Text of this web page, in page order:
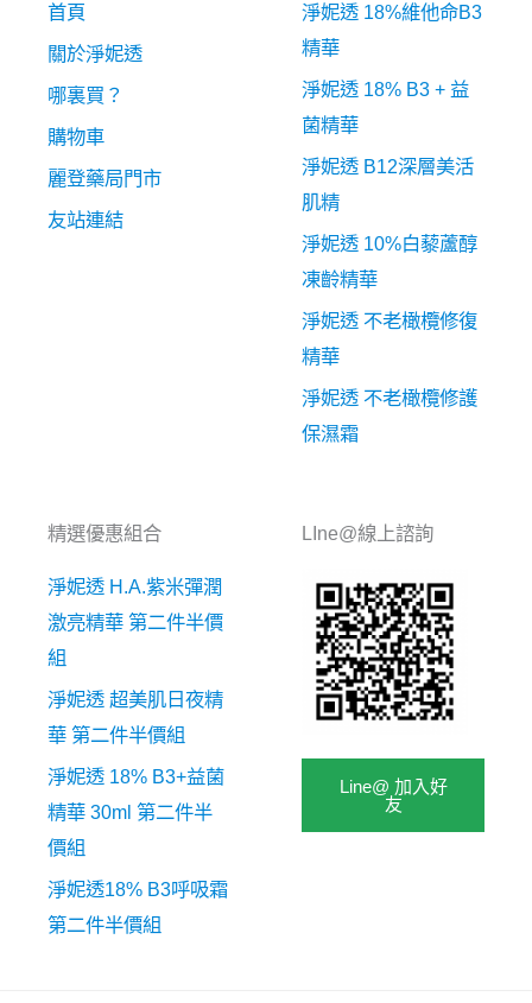
首頁
關於淨妮透
哪裏買？
購物車
麗登藥局門市
友站連結
淨妮透 18%維他命B3
精華
淨妮透 18% B3 + 益
菌精華
淨妮透 B12深層美活
肌精
淨妮透 10%白藜蘆醇
凍齡精華
淨妮透 不老橄欖修復
精華
淨妮透 不老橄欖修護
保濕霜
精選優惠組合
淨妮透 H.A.紫米彈潤
激亮精華 第二件半價
組
淨妮透 超美肌日夜精
華 第二件半價組
淨妮透 18% B3+益菌
精華 30ml 第二件半
價組
淨妮透18% B3呼吸霜
第二件半價組
LIne@線上諮詢
Line@ 加入好
友